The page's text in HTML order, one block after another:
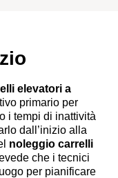
elevatori a
primario per
i tempi di inattività
dall’inizio alla
noleggio carrelli
che i tecnici
per pianificare